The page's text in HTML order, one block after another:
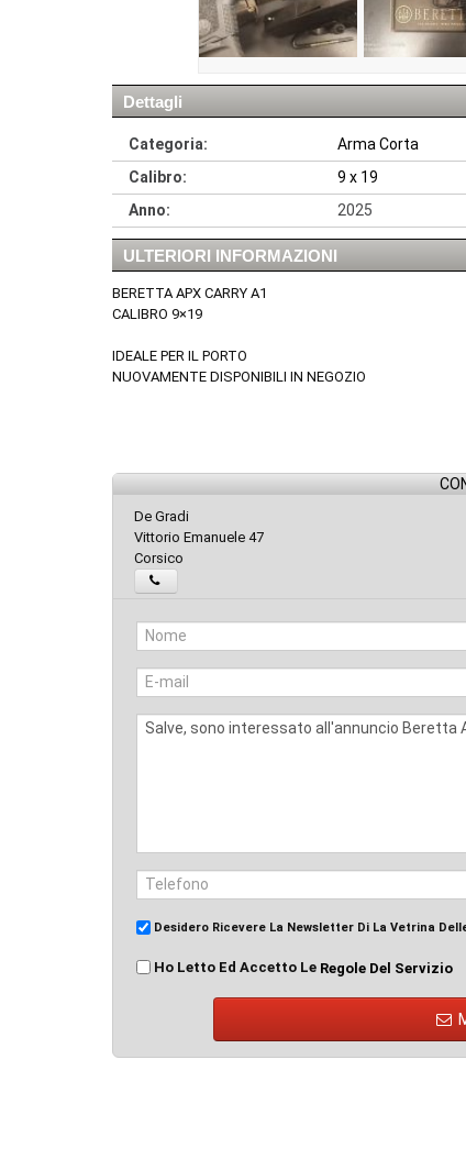
Dettagli
Categoria: Arma Corta
Calibro:
9 x 19
Anno:
2025
ULTERIORI INFORMAZIONI
BERETTA APX CARRY A1
CALIBRO 9×19
IDEALE PER IL PORTO
NUOVAMENTE DISPONIBILI IN NEGOZIO
De Gradi
Vittorio Emanuele 47
Corsico
Desidero Ricevere La Newsletter Di La Vetrina
Ho Letto Ed Accetto Le Regole Del Servizio